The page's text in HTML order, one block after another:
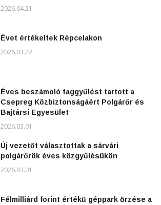
2026.04.21.
Évet értékeltek Répcelakon
2026.03.22.
Éves beszámoló taggyűlést tartott a
Csepreg Közbiztonságáért Polgárőr és
Bajtársi Egyesület
2026.03.01.
Új vezetőt választottak a sárvári
polgárőrök éves közgyűlésükön
2026.03.01.
Félmilliárd forint értékű géppark őrzése a